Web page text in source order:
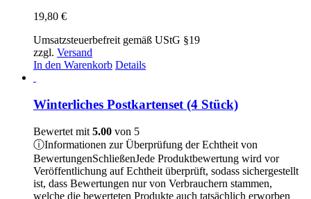
19,80 €
Umsatzsteuerbefreit gemäß UStG §19
zzgl. Versand
In den Warenkorb Details
Winterliches Postkartenset (4 Stück)
Bewertet mit 5.00 von 5
ⓘInformationen zur Überprüfung der Echtheit von
BewertungenSchließenJede Produktbewertung wird vor
Veröffentlichung auf Echtheit überprüft, sodass sichergestellt
ist, dass Bewertungen nur von Verbrauchern stammen,
welche die bewerteten Produkte auch tatsächlich erworben